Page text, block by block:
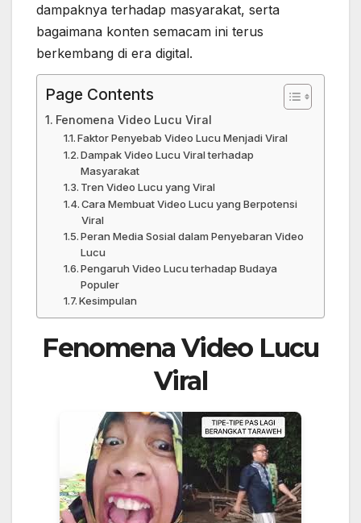
dampaknya terhadap masyarakat, serta
bagaimana konten semacam ini terus
berkembang di era digital.
Page Contents
Fenomena Video Lucu Viral
Faktor Penyebab Video Lucu Menjadi Viral
Dampak Video Lucu Viral terhadap
Masyarakat
Tren Video Lucu yang Viral
Cara Membuat Video Lucu yang Berpotensi
Viral
Peran Media Sosial dalam Penyebaran Video
Lucu
Pengaruh Video Lucu terhadap Budaya
Populer
Kesimpulan
Fenomena Video Lucu
Viral